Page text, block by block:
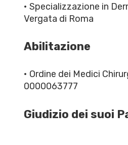
• Specializzazione in
Vergata di Roma
Abilitazione
• Ordine dei Medici
0000063777
Giudizio dei suoi